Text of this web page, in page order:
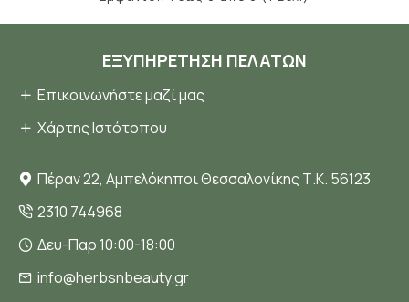
ΕΞΥΠΗΡΈΤΗΣΗ ΠΕΛΑΤΏΝ
Επικοινωνήστε μαζί μας
Χάρτης Ιστότοπου
Πέραν 22, Αμπελόκηποι Θεσσαλονίκης Τ.Κ. 56123
2310 744968
Δευ-Παρ 10:00-18:00
info@herbsnbeauty.gr